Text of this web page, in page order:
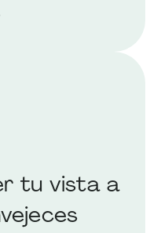
tu vista a